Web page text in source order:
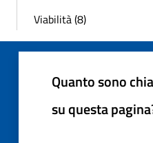
Viabilità (8)
Quanto sono
su questa